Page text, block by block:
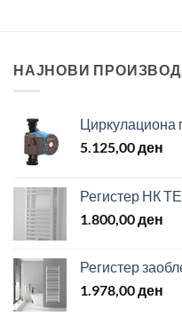
НАЈНОВИ
Циркулациона
5.125,00ден
Регистер НК
1.800,00ден
Регистер
1.978,00ден